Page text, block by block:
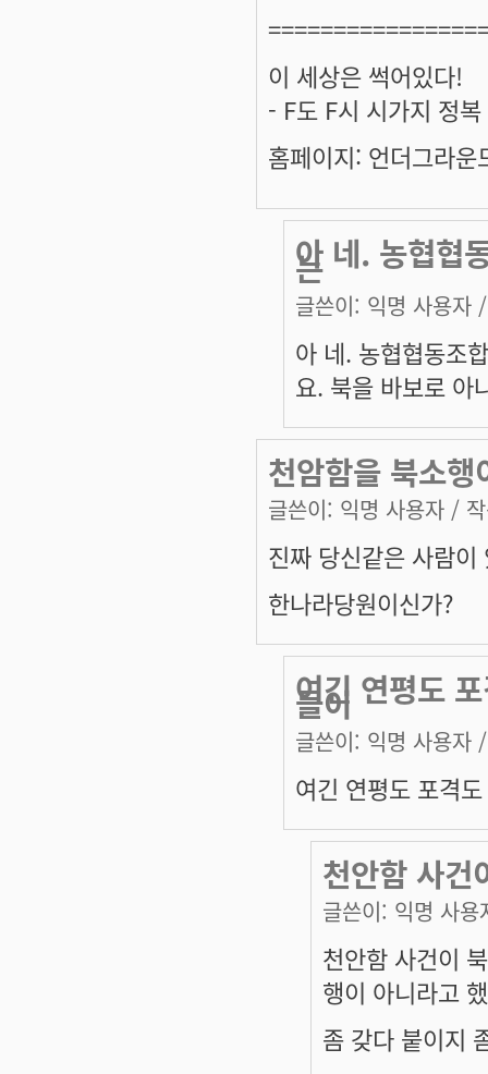
이 세상은 썩어있다!
- F도 F시 시가지 정
홈페이지: 언더그라
아 네. 농협협
는
글쓴이: 익명 사용자
아 네. 농협협동조
요. 북을 바보로 아
천암함을 북소
글쓴이: 익명 사용자 /
진짜 당신같은 사람이
한나라당원이신가?
여긴 연평도
들이
글쓴이: 익명 사용자
여긴 연평도 포격
천안함 사건
글쓴이: 익명 사용
천안함 사건이
행이 아니라고
좀 갖다 붙이지